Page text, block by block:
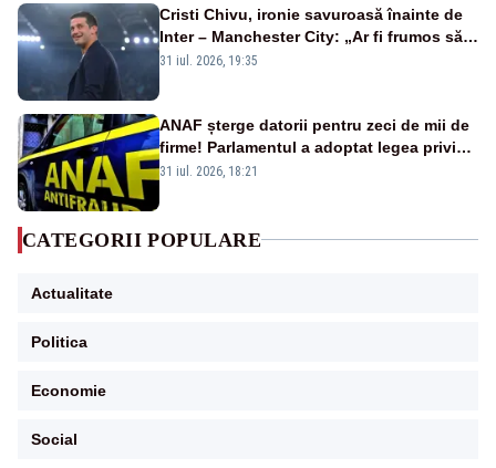
Cristi Chivu, ironie savuroasă înainte de
Inter – Manchester City: „Ar fi frumos să
mai cumpărați și de la noi”
31 iul. 2026, 19:35
ANAF șterge datorii pentru zeci de mii de
firme! Parlamentul a adoptat legea privind
amnistia fiscală
31 iul. 2026, 18:21
CATEGORII POPULARE
Actualitate
Politica
Economie
Social